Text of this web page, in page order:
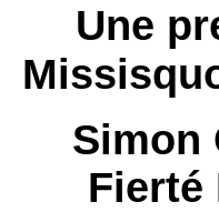
Une
Simon
Fierté